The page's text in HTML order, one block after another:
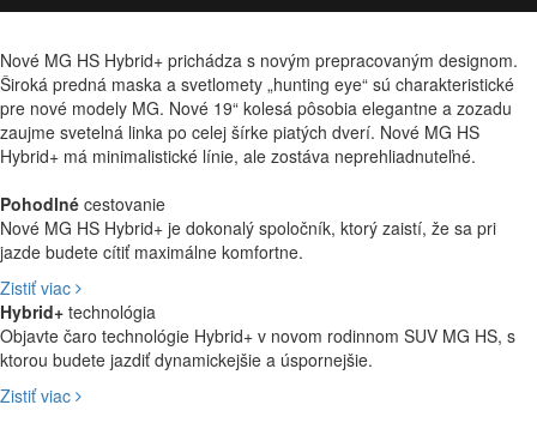
Nové MG HS Hybrid+ prichádza s novým prepracovaným designom.
Široká predná maska a svetlomety „hunting eye“ sú charakteristické
pre nové modely MG. Nové 19“ kolesá pôsobia elegantne a zozadu
zaujme svetelná linka po celej šírke piatých dverí. Nové MG HS
Hybrid+ má minimalistické línie, ale zostáva neprehliadnuteľné.
Pohodlné cestovanie
Nové MG HS Hybrid+ je dokonalý spoločník, ktorý zaistí, že sa pri
jazde budete cítiť maximálne komfortne.
Zistiť viac
Dorazte do cieľa
oddýchnutý
Hybrid+ technológia
Objavte čaro technológie Hybrid+ v novom rodinnom SUV MG HS, s
ktorou budete jazdiť dynamickejšie a úspornejšie.
Zistiť viac